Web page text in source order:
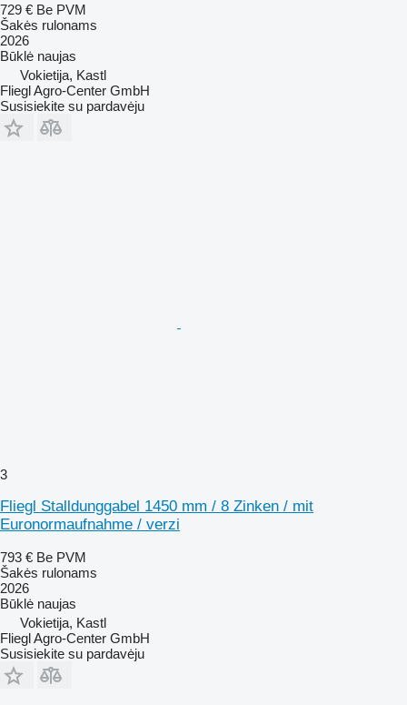
729 € Be PVM
Šakės rulonams
2026
Būklė naujas
Vokietija, Kastl
Fliegl Agro-Center GmbH
Susisiekite su pardavėju
3
Fliegl Stalldunggabel 1450 mm / 8 Zinken / mit
Euronormaufnahme / verzi
793 € Be PVM
Šakės rulonams
2026
Būklė naujas
Vokietija, Kastl
Fliegl Agro-Center GmbH
Susisiekite su pardavėju